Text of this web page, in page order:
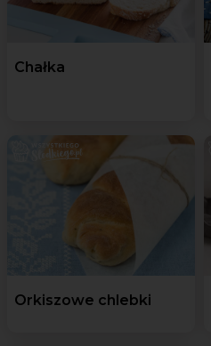
Chałka
Orkiszowe chlebki